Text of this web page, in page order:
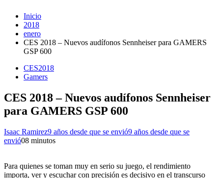
Inicio
2018
enero
CES 2018 – Nuevos audífonos Sennheiser para GAMERS
GSP 600
CES2018
Gamers
CES 2018 – Nuevos audífonos Sennheiser
para GAMERS GSP 600
Isaac Ramirez9 años desde que se envió9 años desde que se
envió08 minutos
Para quienes se toman muy en serio su juego, el rendimiento
importa, ver y escuchar con precisión es decisivo en el transcurso